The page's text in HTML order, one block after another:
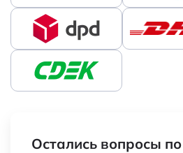
Остались вопросы